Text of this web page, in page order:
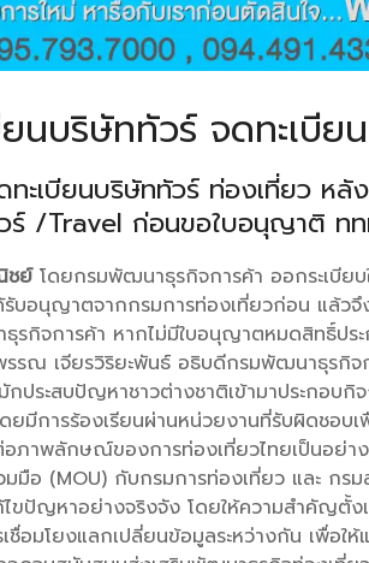
ยนบริษัททัวร์ จดทะเบีย
ทะเบียนบริษัททัวร์ ท่องเที่ยว หลั
ร์ /Travel ก่อนขอใบอนุญาติ ท
ชย์โดยกรมพัฒนาธุรกิจการค้า ออกระเบียบ
บอนุญาตจากกรมการท่องเที่ยวก่อน แล้ว
กิจการค้า หากไม่มีใบอนุญาตหมดสิทธิ์ประ
รณ เจียรวิริยะพันธ์ อธิบดีกรมพัฒนาธุรกิจ
ประสบปัญหาชาวต่างชาติเข้ามาประกอบกิ
ยมีการร้องเรียนผ่านหน่วยงานที่รับผิดชอบ
อภาพลักษณ์ของการท่องเที่ยวไทยเป็นอย่
มือ (MOU) กับกรมการท่องเที่ยว และ กร
ขปัญหาอย่างจริงจัง โดยให้ความสำคัญตั้
ชื่อมโยงแลกเปลี่ยนข้อมูลระหว่างกัน เพื่อใ